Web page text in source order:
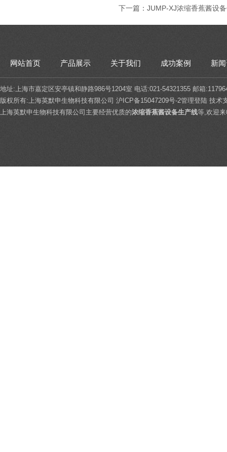
下一篇： JUMP-XJ浓缩香蕉酱设
网站首页 产品展示 关于我们 成功案例 新
地址:上海市嘉定区安亭镇和静路986号1204室 电话:021-54321355 邮箱
版权所有:上海英默申生物科技有限公司 沪ICP备15047209号-2管理登陆 技术
上海英默申生物科技有限公司主要经营优质的浓缩香蕉酱设备生产线等,欢迎